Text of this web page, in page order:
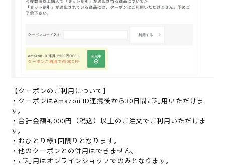
【クーポンのご利用について】
・クーポンはAmazon ID連携後から30日間ご利用いただけま
す。
・合計金額4,000円（税込）以上のご注文でご利用いただけま
す。
・おひとり様1回限りとなります。
・他のクーポンとの併用はできません。
・ご利用はオンラインショップでのみとなります。